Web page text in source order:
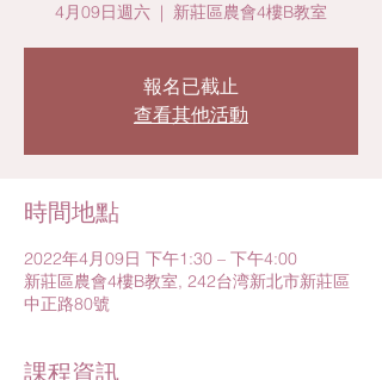
4月09日週六
  |
新莊區農會4樓B教室
報名已截止
查看其他活動
時間地點
2022年4月09日 下午1:30 – 下午4:00
新莊區農會4樓B教室, 242台湾新北市新莊區
中正路80號
課程資訊